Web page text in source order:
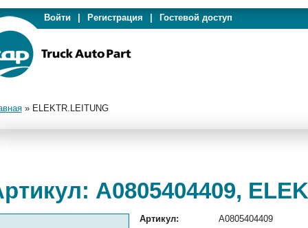
Войти Регистрация Гостевой доступ
» ELEKTR.LEITUNG
A0805404409,
Артикул: A0805404409